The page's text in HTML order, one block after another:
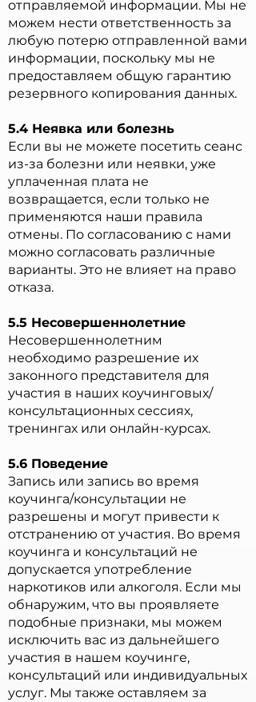
отправляемой информации. Мы не
можем нести ответственность за
любую потерю отправленной вами
информации, поскольку мы не
предоставляем общую гарантию
резервного копирования данных.
5.4 Неявка или болезнь
Если вы не можете посетить сеанс
из-за болезни или неявки, уже
уплаченная плата не
возвращается, если только не
применяются наши правила
отмены. По согласованию с нами
можно согласовать различные
варианты. Это не влияет на право
отказа.
5.5 Несовершеннолетние
Несовершеннолетним
необходимо разрешение их
законного представителя для
участия в наших коучинговых/
консультационных сессиях,
тренингах или онлайн-курсах.
5.6 Поведение
Запись или запись во время
коучинга/консультации не
разрешены и могут привести к
отстранению от участия. Во время
коучинга и консультаций не
допускается употребление
наркотиков или алкоголя. Если мы
обнаружим, что вы проявляете
подобные признаки, мы можем
исключить вас из дальнейшего
участия в нашем коучинге,
консультаций или индивидуальных
услуг. Мы также оставляем за